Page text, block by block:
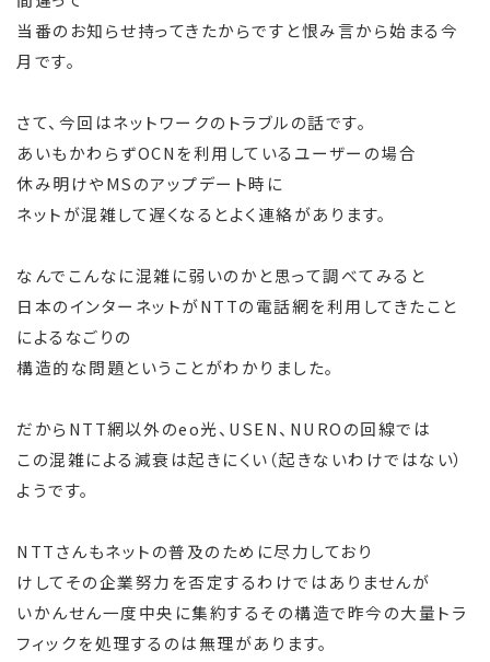
当番のお知らせ持ってきたからですと恨み言から始まる今
月です。
さて、今回はネットワークのトラブルの話です。
あいもかわらずOCNを利用しているユーザーの場合
休み明けやMSのアップデート時に
ネットが混雑して遅くなるとよく連絡があります。
なんでこんなに混雑に弱いのかと思って調べてみると
日本のインターネットがNTTの電話網を利用してきたこと
によるなごりの
構造的な問題ということがわかりました。
だからNTT網以外のeo光、USEN、NUROの回線では
この混雑による減衰は起きにくい（起きないわけではない）
ようです。
NTTさんもネットの普及のために尽力しており
けしてその企業努力を否定するわけではありませんが
いかんせん一度中央に集約するその構造で昨今の大量トラ
フィックを処理するのは無理があります。